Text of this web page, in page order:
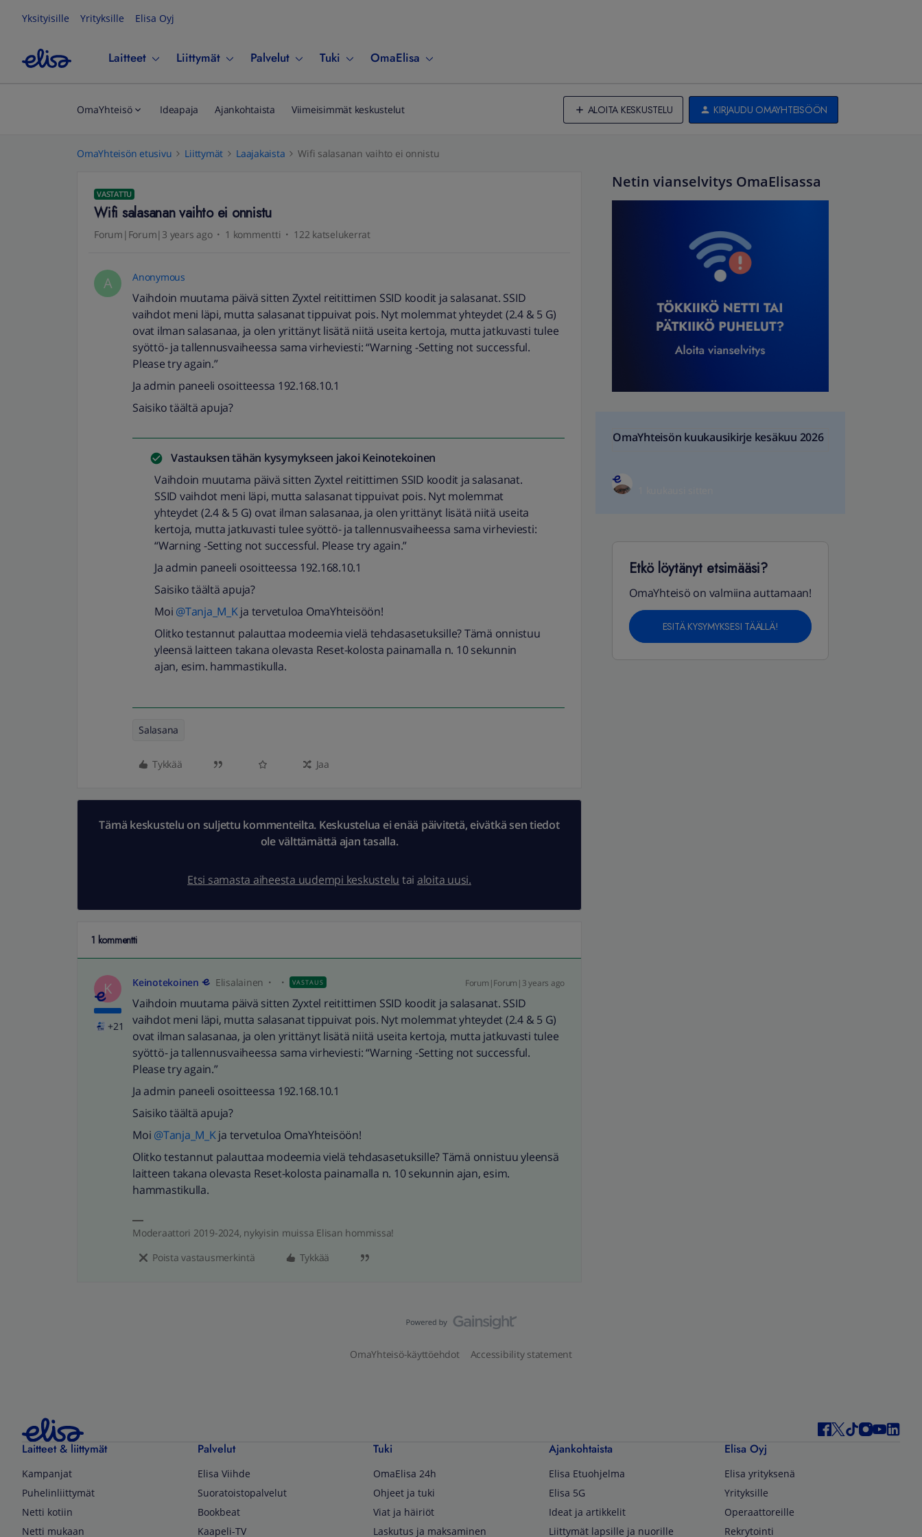
Yksityisille Yrityksille Elisa Oyj
Laitteet Liittymät Palvelut Tuki OmaElisa
OmaYhteisö Ideapaja Ajankohtaista Viimeisimmät keskustelut ALOITA KESKUSTELU KIRJAUDU OMAYHTEISÖÖN
OmaYhteisön etusivu Liittymät Laajakaista Wifi salasanan vaihto ei onnistu
VASTATTU
Wifi salasanan vaihto ei onnistu
Forum|Forum|3 years ago 1 kommentti 122 katselukerrat
A Anonymous
Vaihdoin muutama päivä sitten Zyxtel reitittimen SSID koodit ja salasanat. SSID
vaihdot meni läpi, mutta salasanat tippuivat pois. Nyt molemmat yhteydet (2.4 & 5 G)
ovat ilman salasanaa, ja olen yrittänyt lisätä niitä useita kertoja, mutta jatkuvasti tulee
syöttö- ja tallennusvaiheessa sama virheviesti: “Warning -Setting not successful.
Please try again.”
Ja admin paneeli osoitteessa 192.168.10.1
Saisiko täältä apuja?
Vastauksen tähän kysymykseen jakoi Keinotekoinen
Vaihdoin muutama päivä sitten Zyxtel reitittimen SSID koodit ja salasanat.
SSID vaihdot meni läpi, mutta salasanat tippuivat pois. Nyt molemmat
yhteydet (2.4 & 5 G) ovat ilman salasanaa, ja olen yrittänyt lisätä niitä useita
kertoja, mutta jatkuvasti tulee syöttö- ja tallennusvaiheessa sama virheviesti:
“Warning -Setting not successful. Please try again.”
Ja admin paneeli osoitteessa 192.168.10.1
Saisiko täältä apuja?
Moi @Tanja_M_Kja tervetuloa OmaYhteisöön!
Olitko testannut palauttaa modeemia vielä tehdasasetuksille? Tämä onnistuu
yleensä laitteen takana olevasta Reset-kolosta painamalla n. 10 sekunnin
ajan, esim. hammastikulla.
Salasana
Tykkää Jaa
Tämä keskustelu on suljettu kommenteilta. Keskustelua ei enää päivitetä, eivätkä sen tiedot
ole välttämättä ajan tasalla.
Etsi samasta aiheesta uudempi keskustelu tai aloita uusi.
1 kommentti
K
+21
Keinotekoinen Elisalainen VASTAUS Forum|Forum|3 years ago
Vaihdoin muutama päivä sitten Zyxtel reitittimen SSID koodit ja salasanat. SSID
vaihdot meni läpi, mutta salasanat tippuivat pois. Nyt molemmat yhteydet (2.4 & 5 G)
ovat ilman salasanaa, ja olen yrittänyt lisätä niitä useita kertoja, mutta jatkuvasti tulee
syöttö- ja tallennusvaiheessa sama virheviesti: “Warning -Setting not successful.
Please try again.”
Ja admin paneeli osoitteessa 192.168.10.1
Saisiko täältä apuja?
Moi @Tanja_M_Kja tervetuloa OmaYhteisöön!
Olitko testannut palauttaa modeemia vielä tehdasasetuksille? Tämä onnistuu yleensä
laitteen takana olevasta Reset-kolosta painamalla n. 10 sekunnin ajan, esim.
hammastikulla.
Moderaattori 2019-2024, nykyisin muissa Elisan hommissa!
Poista vastausmerkintä
Tykkää
Netin vianselvitys OmaElisassa
OmaYhteisön kuukausikirje kesäkuu 2026
Etkö löytänyt etsimääsi?
OmaYhteisö on valmiina auttamaan!
ESITÄ KYSYMYKSESI TÄÄLLÄ!
OmaYhteisö-käyttöehdot Accessibility statement
Laitteet & liittymät
Kampanjat
Puhelinliittymät
Netti kotiin
Netti mukaan
Palvelut
Elisa Viihde
Suoratoistopalvelut
Bookbeat
Kaapeli-TV
Tuki
OmaElisa 24h
Ohjeet ja tuki
Viat ja häiriöt
Laskutus ja maksaminen
Ajankohtaista
Elisa Etuohjelma
Elisa 5G
Ideat ja artikkelit
Liittymät lapsille ja nuorille
Elisa Oyj
Elisa yrityksenä
Yrityksille
Operaattoreille
Rekrytointi